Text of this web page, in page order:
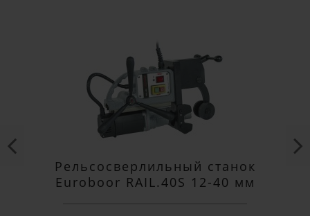
Рельсосверлильный станок
Euroboor RAIL.40S 12-40 мм